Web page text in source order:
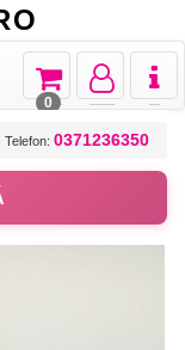
Toggle
Toggle
navigation
Toggle
navigation
0
Telefon: 0371236350